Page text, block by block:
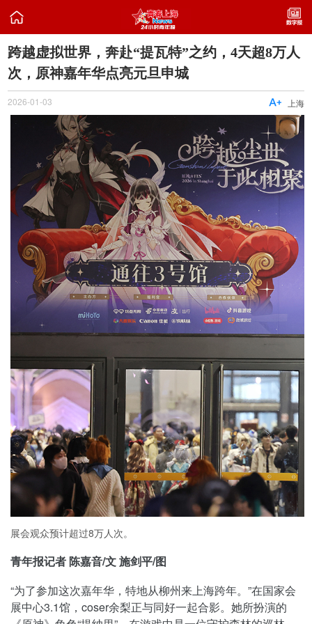

跨越虚拟世界，奔赴“提瓦特”之约，4天超8万人
次，原神嘉年华点亮元旦申城
2026-01-03 上海

展会观众预计超过8万人次。
青年报记者 陈嘉音/文 施剑平/图
“为了参加这次嘉年华，特地从柳州来上海跨年。”在国家会
展中心3.1馆，coser余梨正与同好一起合影。她所扮演的